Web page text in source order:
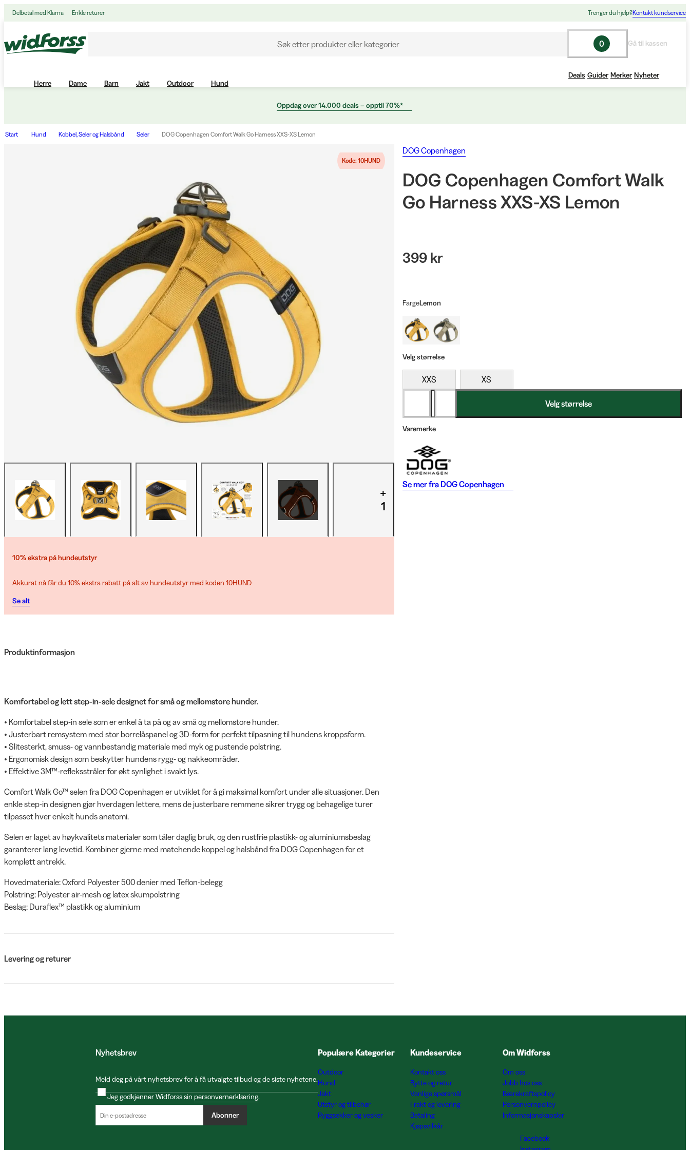
Delbetal med Klarna Enkle returer Trenger du hjelp?Kontakt kundservice
Søk etter produkter eller kategorier 0 Gå til kassen
Herre Dame Barn Jakt Outdoor Hund
Deals Guider Merker Nyheter
Oppdag over 14.000 deals – opptil 70%*
Start Hund Kobbel, Seler og Halsbånd Seler DOG Copenhagen Comfort Walk Go Harness XXS-XS Lemon
Kode: 10HUND
+
1
10% ekstra på hundeutstyr
Akkurat nå får du 10% ekstra rabatt på alt av hundeutstyr med koden 10HUND
Se alt
Produktinformasjon
Komfortabel og lett step-in-sele designet for små og mellomstore hunder.
• Komfortabel step-in sele som er enkel å ta på og av små og mellomstore hunder.
• Justerbart remsystem med stor borrelåspanel og 3D-form for perfekt tilpasning til hundens kroppsform.
• Slitesterkt, smuss- og vannbestandig materiale med myk og pustende polstring.
• Ergonomisk design som beskytter hundens rygg- og nakkeområder.
• Effektive 3M™-refleksstråler for økt synlighet i svakt lys.
Comfort Walk Go™ selen fra DOG Copenhagen er utviklet for å gi maksimal komfort under alle situasjoner. Den
enkle step-in designen gjør hverdagen lettere, mens de justerbare remmene sikrer trygg og behagelige turer
tilpasset hver enkelt hunds anatomi.
Selen er laget av høykvalitets materialer som tåler daglig bruk, og den rustfrie plastikk- og aluminiumsbeslag
garanterer lang levetid. Kombiner gjerne med matchende koppel og halsbånd fra DOG Copenhagen for et
komplett antrekk.
Hovedmateriale: Oxford Polyester 500 denier med Teflon-belegg
Polstring: Polyester air-mesh og latex skumpolstring
Beslag: Duraflex™ plastikk og aluminium
Levering og returer
DOG Copenhagen
DOG Copenhagen Comfort Walk
Go Harness XXS-XS Lemon
399 kr
FargeLemon
Velg størrelse
XXS XS
Velg størrelse
Varemerke
Se mer fra DOG Copenhagen
Nyhetsbrev
Meld deg på vårt nyhetsbrev for å få utvalgte tilbud og de siste nyhetene.
Jeg godkjenner Widforss sin personvernerklæring.
Abonner
Populære Kategorier
Outdoor
Hund
Jakt
Utstyr og tilbehør
Ryggsekker og vesker
Kundeservice
Kontakt oss
Bytte og retur
Vanlige spørsmål
Frakt og levering
Betaling
Kjøpsvilkår
Om Widforss
Om oss
Jobb hos oss
Bærekraftspolicy
Personvernpolicy
Informasjonskapsler
Facebook